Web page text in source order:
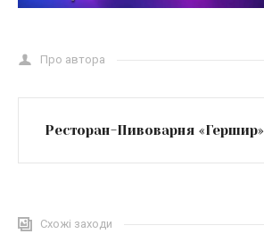
Про автора
Ресторан-Пивоварня «Гершир»
Схожі заходи